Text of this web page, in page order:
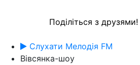
Поділіться з друзями!
Слухати Мелодія FM
Вівсянка-шоу